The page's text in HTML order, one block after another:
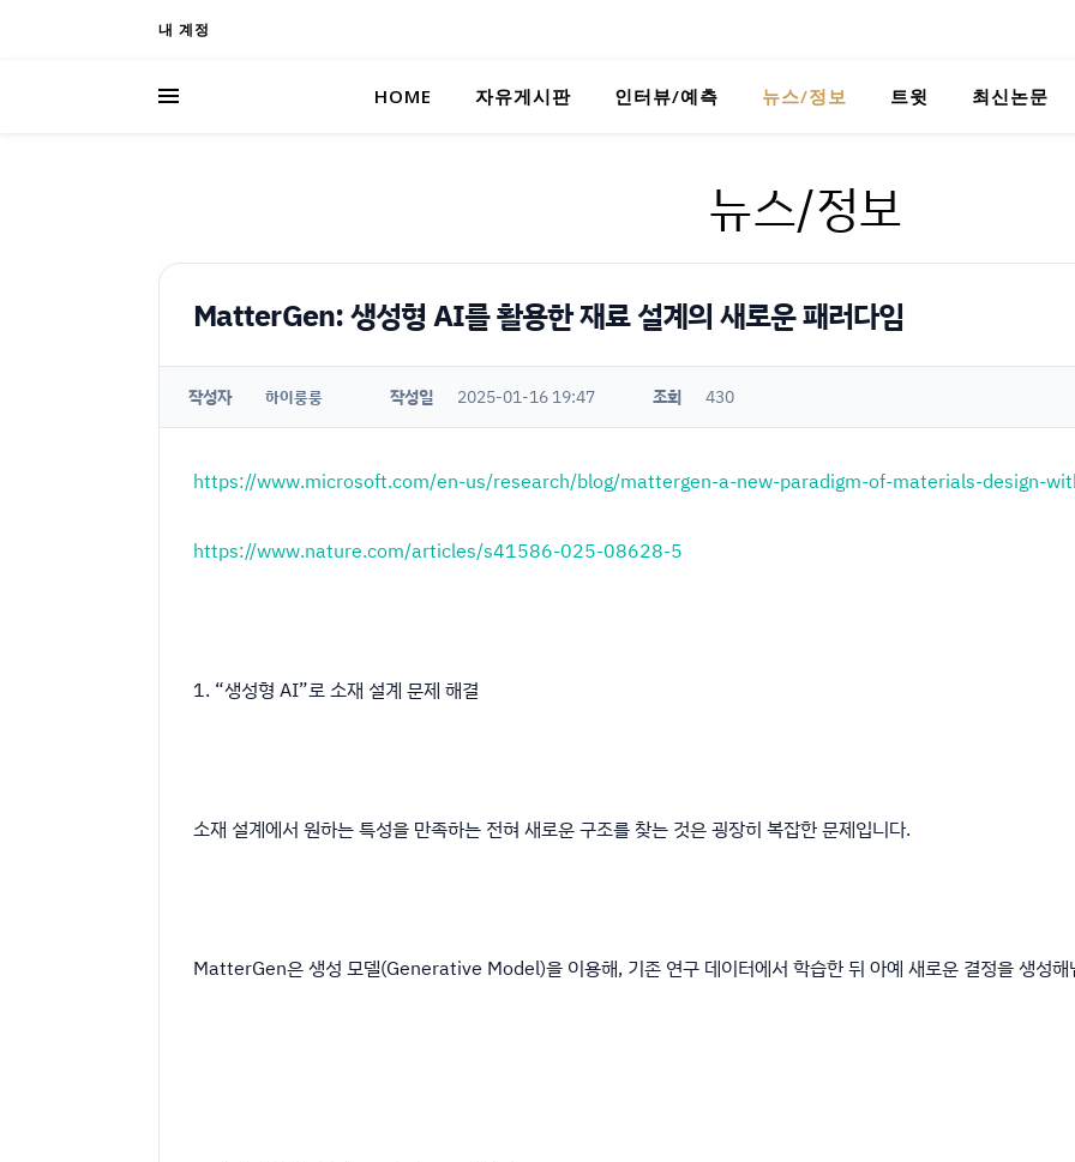
내 계정
HOME 자유게시판 인터뷰/예측 뉴스/정보 트윗 최신논문
뉴스/정보
MatterGen: 생성형 AI를 활용한 재료 설계의 새로운 패러다임
작성자 하이룽룽 작성일 2025-01-16 19:47 조회 430
https://www.microsoft.com/en-us/research/blog/mattergen-a-new-paradigm-of-materials-design-
https://www.nature.com/articles/s41586-025-08628-5
1. “생성형 AI”로 소재 설계 문제 해결
소재 설계에서 원하는 특성을 만족하는 전혀 새로운 구조를 찾는 것은 굉장히 복잡한 문제입니다.
MatterGen은 생성 모델(Generative Model)을 이용해, 기존 연구 데이터에서 학습한 뒤 아예 새로운 결정을 생성해